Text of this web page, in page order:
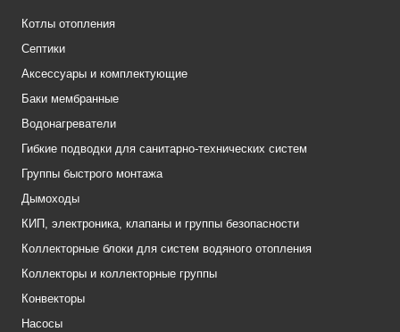
Котлы отопления
Септики
Аксессуары и комплектующие
Баки мембранные
Водонагреватели
Гибкие подводки для санитарно-технических систем
Группы быстрого монтажа
Дымоходы
КИП, электроника, клапаны и группы безопасности
Коллекторные блоки для систем водяного отопления
Коллекторы и коллекторные группы
Конвекторы
Насосы